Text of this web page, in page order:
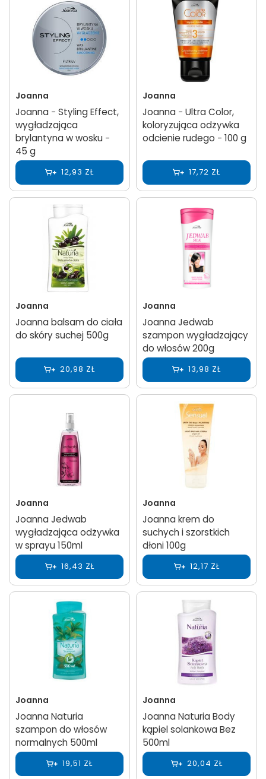
Joanna
Joanna − Styling Effect,
wygładzająca
brylantyna w wosku −
45 g
12,93 ZŁ
Joanna
Joanna − Ultra Color,
koloryzująca odżywka
odcienie rudego − 100 g
17,72 ZŁ
Joanna
Joanna balsam do ciała
do skóry suchej 500g
20,98 ZŁ
Joanna
Joanna Jedwab
szampon wygładzający
do włosów 200g
13,98 ZŁ
Joanna
Joanna Jedwab
wygładzająca odżywka
w sprayu 150ml
16,43 ZŁ
Joanna
Joanna krem do
suchych i szorstkich
dłoni 100g
12,17 ZŁ
Joanna
Joanna Naturia
szampon do włosów
normalnych 500ml
19,51 ZŁ
Joanna
Joanna Naturia Body
kąpiel solankowa Bez
500ml
20,04 ZŁ